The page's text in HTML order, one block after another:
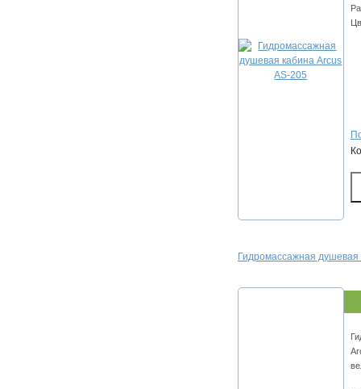
Гидромассажная душевая